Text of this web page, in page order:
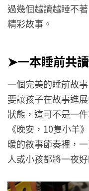
過幾個越讀越睡不
精彩故事。
➤一本睡前共
一個完美的睡前故
要讓孩子在故事進
狀態，這可不是一
《晚安，10隻小羊
暖的敘事節奏裡，
人或小孩都將一夜好